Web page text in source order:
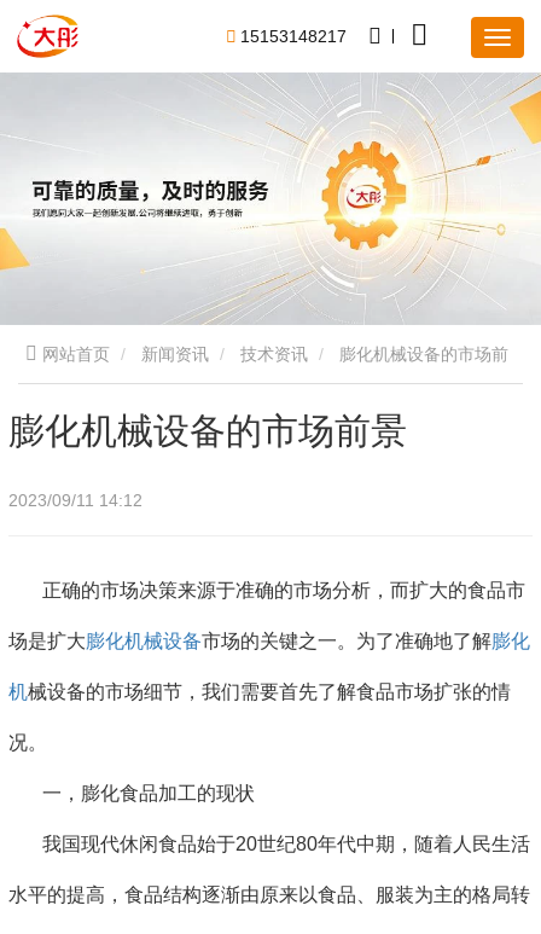
15153148217
网站首页 新闻资讯 技术资讯
景
膨化机械设备的市场前景
2023/09/11 14:12
正确的市场决策来源于准确的市场分析，而扩大的食品市
场是扩大膨化机械设备市场的关键之一。为了准确地了解膨化
机械设备的市场细节，我们需要首先了解食品市场扩张的情
况。
一，膨化食品加工的现状
我国现代休闲食品始于20世纪80年代中期，随着人民生活
水平的提高，食品结构逐渐由原来以食品、服装为主的格局转